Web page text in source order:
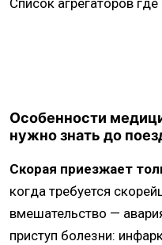
Список агрегаторов
Особенности
нужно знать до
Скорая приезжает
когда требуется
вмешательство —
приступ болезни: